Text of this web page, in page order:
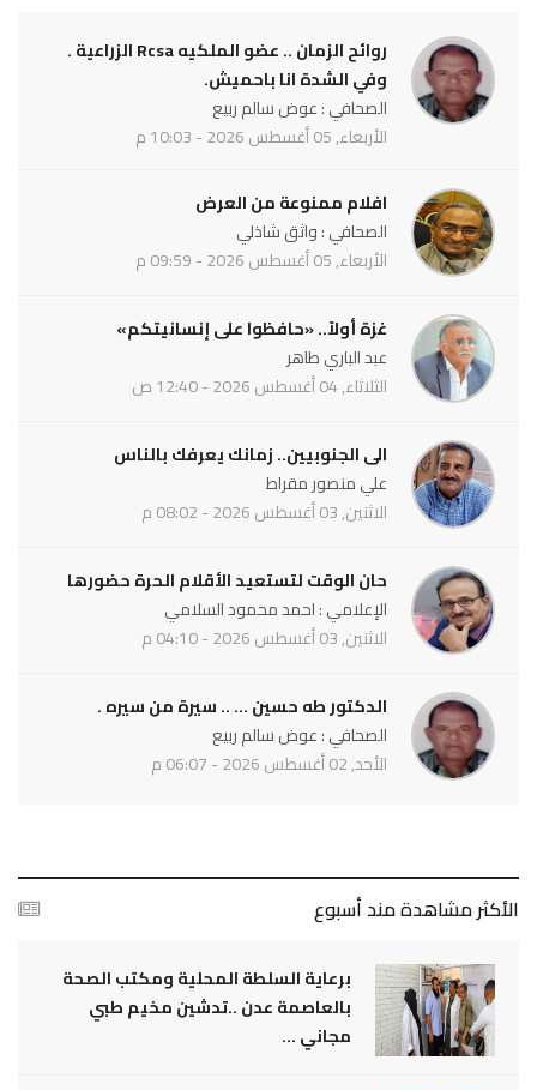
روائح الزمان .. عضو الملكيه Rcsa الزراعية .
وفي الشدة انا باحميش.
الصحافي : عوض سالم ربيع
الأربعاء, 05 أغسطس 2026 - 10:03 م
افلام ممنوعة من العرض
الصحافي : واثق شاذلي
الأربعاء, 05 أغسطس 2026 - 09:59 م
غزة أولاً.. «حافظوا على إنسانيتكم»
عبد الباري طاهر
الثلاثاء, 04 أغسطس 2026 - 12:40 ص
الى الجنوبيين.. زمانك يعرفك بالناس
علي منصور مقراط
الاثنين, 03 أغسطس 2026 - 08:02 م
حان الوقت لتستعيد الأقلام الحرة حضورها
الإعلامي : احمد محمود السلامي
الاثنين, 03 أغسطس 2026 - 04:10 م
الدكتور طه حسين ... .. سيرة من سيره .
الصحافي : عوض سالم ربيع
الأحد, 02 أغسطس 2026 - 06:07 م
الأكثر مشاهدة مند أسبوع
برعاية السلطة المحلية ومكتب الصحة
بالعاصمة عدن ..تدشين مخيم طبي
مجاني ...